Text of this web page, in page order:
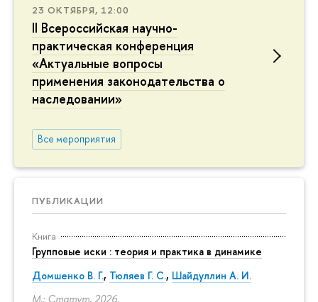
23 ОКТЯБРЯ, 12:00
II Всероссийская научно-
практическая конференция
«Актуальные вопросы
применения законодательства о
наследовании»
Все мероприятия
ПУБЛИКАЦИИ
Книга
Групповые иски : теория и практика в динамике
Домшенко В. Г., Тюляев Г. С., Шайдуллин А. И.
М.: Статут, 2026.